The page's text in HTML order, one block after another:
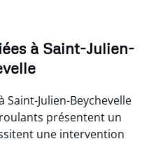
à Saint-Julien-
Julien-Beychevelle
présentent un
une intervention